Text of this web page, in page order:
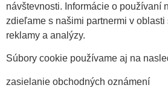
návštevnosti. Informácie o používaní
zdieľame s našimi partnermi v
reklamy a analýzy.
Súbory cookie používame aj na
zasielanie obchodných oznámení